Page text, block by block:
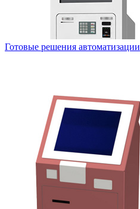
Готовые решения автоматизации